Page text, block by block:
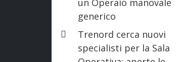
generico
Trenord cerca nuovi
specialisti per la Sala